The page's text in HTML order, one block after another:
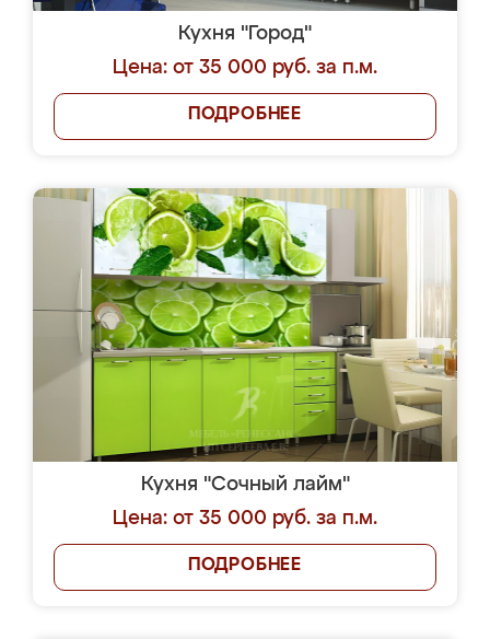
Кухня "Город"
Цена: от 35 000 руб. за п.м.
ПОДРОБНЕЕ
Кухня "Сочный лайм"
Цена: от 35 000 руб. за п.м.
ПОДРОБНЕЕ